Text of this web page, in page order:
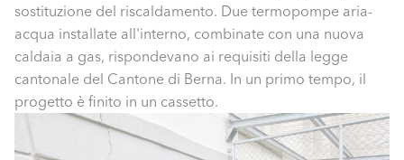
sostituzione del riscaldamento. Due termopompe aria-
acqua installate all'interno, combinate con una nuova
caldaia a gas, rispondevano ai requisiti della legge
cantonale del Cantone di Berna. In un primo tempo, il
progetto è finito in un cassetto.